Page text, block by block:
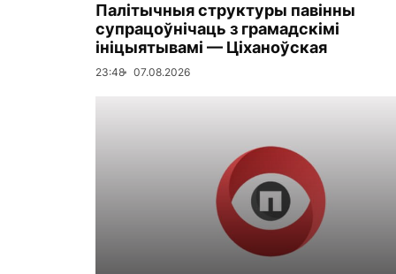
Палітычныя структуры павінны
супрацоўнічаць з грамадскімі
ініцыятывамі — Ціханоўская
23:48 07.08.2026